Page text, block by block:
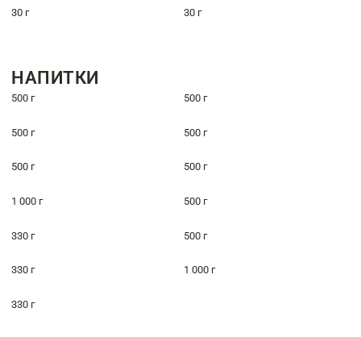
30 г 30 г
НАПИТКИ
500 г 500 г
500 г 500 г
500 г 500 г
1 000 г 500 г
330 г 500 г
330 г 1 000 г
330 г